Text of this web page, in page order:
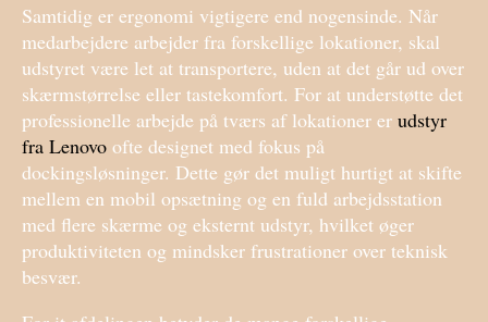
Samtidig er ergonomi vigtigere end nogensinde. Når
medarbejdere arbejder fra forskellige lokationer, skal
udstyret være let at transportere, uden at det går ud over
skærmstørrelse eller tastekomfort. For at understøtte det
professionelle arbejde på tværs af lokationer er udstyr
fra Lenovo ofte designet med fokus på
dockingsløsninger. Dette gør det muligt hurtigt at skifte
mellem en mobil opsætning og en fuld arbejdsstation
med flere skærme og eksternt udstyr, hvilket øger
produktiviteten og mindsker frustrationer over teknisk
besvær.